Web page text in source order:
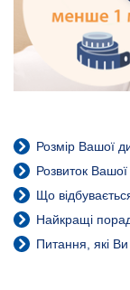
Розмір Вашої
Розвиток
Що
Найкращі
Питання, які